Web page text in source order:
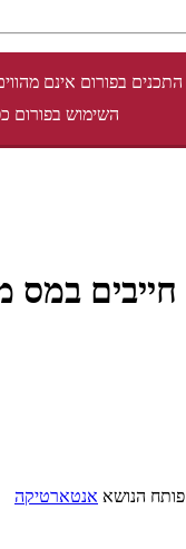
התכנים בפורום אינם
השימוש בפורום
פותח הנושא אנטארטיקה